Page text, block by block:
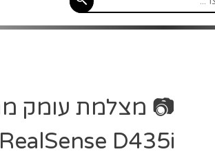
RealSense D435i – עם IMU מובנה